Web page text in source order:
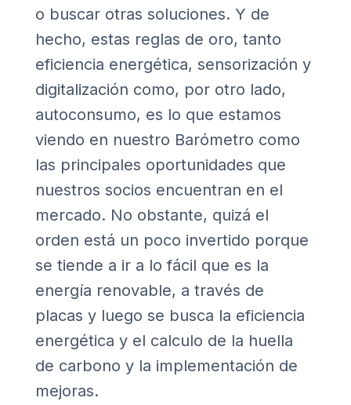
o buscar otras soluciones. Y de
hecho, estas reglas de oro, tanto
eficiencia energética, sensorización y
digitalización como, por otro lado,
autoconsumo, es lo que estamos
viendo en nuestro Barómetro como
las principales oportunidades que
nuestros socios encuentran en el
mercado. No obstante, quizá el
orden está un poco invertido porque
se tiende a ir a lo fácil que es la
energía renovable, a través de
placas y luego se busca la eficiencia
energética y el calculo de la huella
de carbono y la implementación de
mejoras.